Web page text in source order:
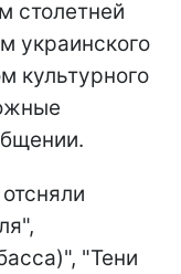
столетней
украинского
культурного
"Тени